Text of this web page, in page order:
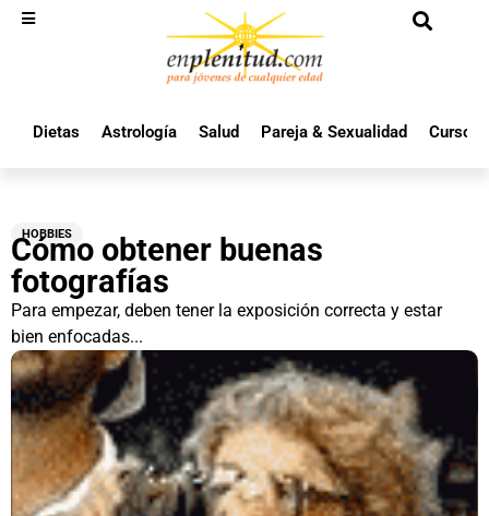
Dietas Astrología Salud Pareja & Sexualidad Cursos
HOBBIES
Cómo obtener buenas
fotografías
Para empezar, deben tener la exposición correcta y estar
bien enfocadas...